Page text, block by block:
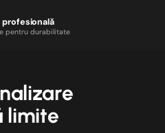
profesională
pentru durabilitate
limite